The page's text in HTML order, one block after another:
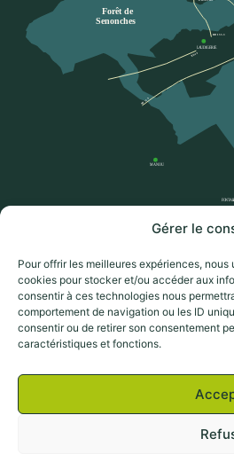
Gérer le
Pour offrir les meilleures expériences,
cookies pour stocker et/ou accéder aux
consentir à ces technologies nous
comportement de navigation ou les ID
consentir ou de retirer son consentement
caractéristiques et fonctions.
Mentions légales Politique de